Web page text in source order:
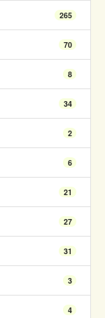
265
70
8
34
2
6
21
27
31
3
4